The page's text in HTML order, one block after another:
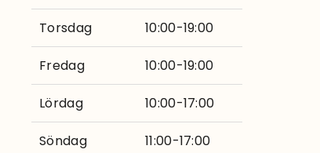
Torsdag 10:00-19:00
Fredag 10:00-19:00
Lördag 10:00-17:00
Söndag 11:00-17:00